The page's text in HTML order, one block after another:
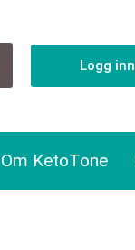
Logg inn
Om KetoTone